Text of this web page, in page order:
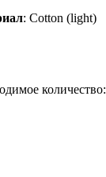
: Cotton (light)
количество: